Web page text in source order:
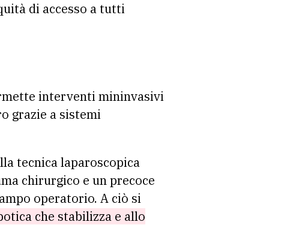
di accesso a tutti
interventi mininvasivi
grazie a sistemi
tecnica laparoscopica
chirurgico e un precoce
operatorio. A ciò si
che stabilizza e allo